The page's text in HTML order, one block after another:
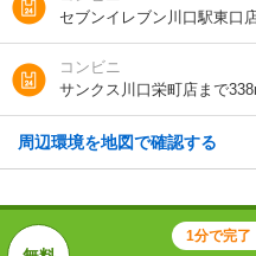
住所 埼玉県川口市本
地図を見る
交通
ＪＲ京浜東北線
埼玉高速鉄道/
セブンイレブン川口駅東口
コンビニ
サンクス川口栄町店まで
周辺環境を地図で確認する
1分で完了